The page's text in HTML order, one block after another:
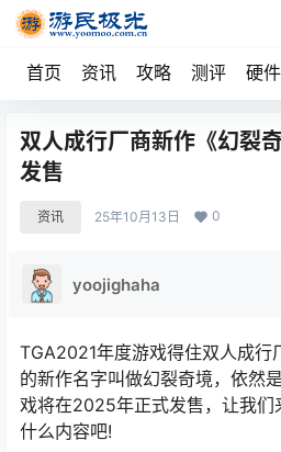
首页 资讯 攻略 测评 硬件
双人成行厂商新作《幻裂
发售
资讯 25年10月13日 0
yoojighaha
TGA2021年度游戏得住双人成行
的新作名字叫做幻裂奇境，依然
戏将在2025年正式发售，让我们
什么内容吧!